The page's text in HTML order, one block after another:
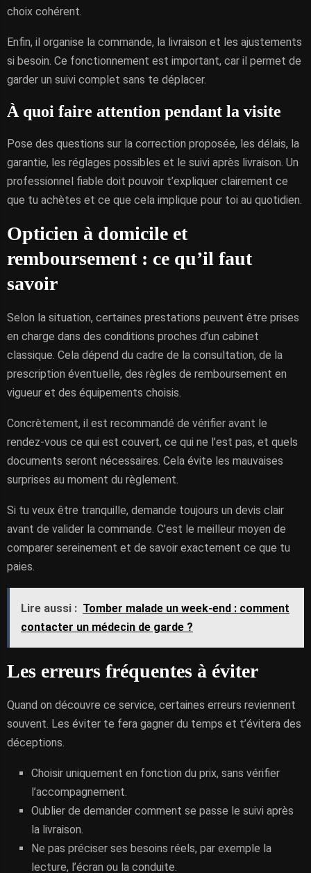
choix cohérent.
Enfin, il organise la commande, la livraison et les ajustements
si besoin. Ce fonctionnement est important, car il permet de
garder un suivi complet sans te déplacer.
À quoi faire attention pendant la visite
Pose des questions sur la correction proposée, les délais, la
garantie, les réglages possibles et le suivi après livraison. Un
professionnel fiable doit pouvoir t’expliquer clairement ce
que tu achètes et ce que cela implique pour toi au quotidien.
Opticien à domicile et
remboursement : ce qu’il faut
savoir
Selon la situation, certaines prestations peuvent être prises
en charge dans des conditions proches d’un cabinet
classique. Cela dépend du cadre de la consultation, de la
prescription éventuelle, des règles de remboursement en
vigueur et des équipements choisis.
Concrètement, il est recommandé de vérifier avant le
rendez-vous ce qui est couvert, ce qui ne l’est pas, et quels
documents seront nécessaires. Cela évite les mauvaises
surprises au moment du règlement.
Si tu veux être tranquille, demande toujours un devis clair
avant de valider la commande. C’est le meilleur moyen de
comparer sereinement et de savoir exactement ce que tu
paies.
Lire aussi : Tomber malade un week-end : comment
contacter un médecin de garde ?
Les erreurs fréquentes à éviter
Quand on découvre ce service, certaines erreurs reviennent
souvent. Les éviter te fera gagner du temps et t’évitera des
déceptions.
Choisir uniquement en fonction du prix, sans vérifier
l’accompagnement.
Oublier de demander comment se passe le suivi après
la livraison.
Ne pas préciser ses besoins réels, par exemple la
lecture, l’écran ou la conduite.